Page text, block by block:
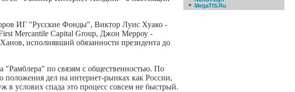
ИГ "Русские Фонды", Виктор Луис Хуако -
Mercantile Capital Group, Джон Мерроу -
исполнявший обязанности президента до
"Рамблера" по связям с общественностью. По
положения дел на интернет-рынках как России,
в услових спада это процесс совсем не быстрый.
MegaTIS.Ru